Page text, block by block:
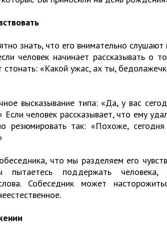
знать, что его внимательно
человек начинает рассказывать о
стонать: «Какой ужас, ах ты,
высказывание типа: «Да, у вас
человек рассказывает, что ему
резюмировать так: «Похоже,
что мы разделяем его
поддержать
Собеседник может